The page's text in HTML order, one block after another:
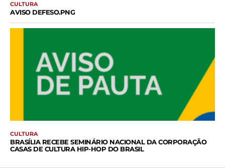
CULTURA
AVISO DEFESO.PNG
CULTURA
BRASÍLIA RECEBE SEMINÁRIO NACIONAL DA CORPORAÇÃO
CASAS DE CULTURA HIP-HOP DO BRASIL